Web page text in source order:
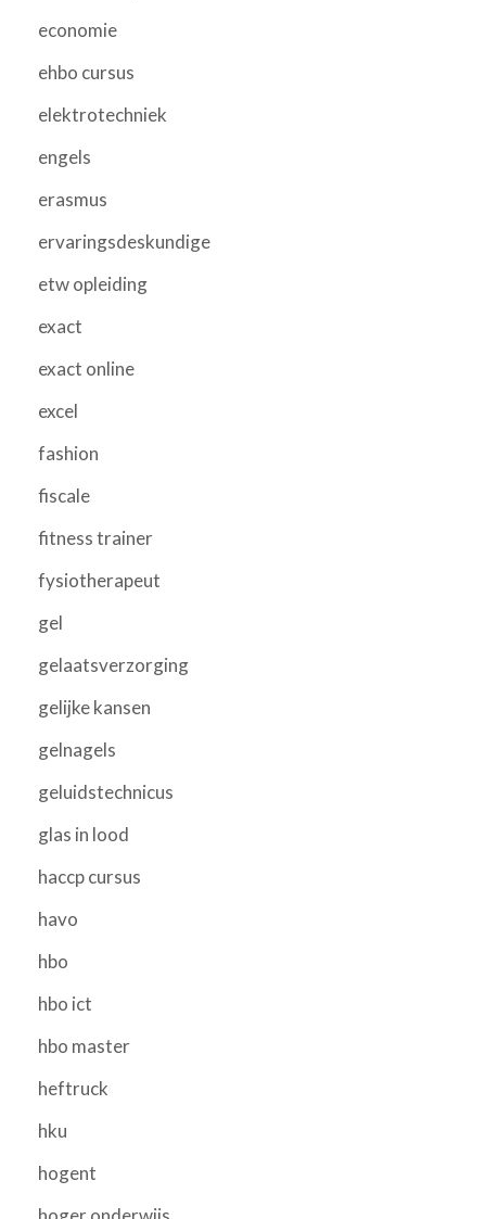
economie
ehbo cursus
elektrotechniek
engels
erasmus
ervaringsdeskundige
etw opleiding
exact
exact online
excel
fashion
fiscale
fitness trainer
fysiotherapeut
gel
gelaatsverzorging
gelijke kansen
gelnagels
geluidstechnicus
glas in lood
haccp cursus
havo
hbo
hbo ict
hbo master
heftruck
hku
hogent